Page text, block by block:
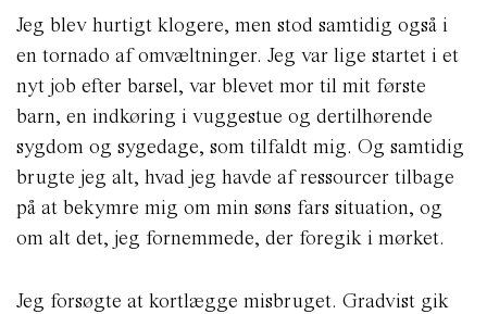
Jeg blev hurtigt klogere, men stod samtidig også i
en tornado af omvæltninger. Jeg var lige startet i et
nyt job efter barsel, var blevet mor til mit første
barn, en indkøring i vuggestue og dertilhørende
sygdom og sygedage, som tilfaldt mig. Og samtidig
brugte jeg alt, hvad jeg havde af ressourcer tilbage
på at bekymre mig om min søns fars situation, og
om alt det, jeg fornemmede, der foregik i mørket.
Jeg forsøgte at kortlægge misbruget. Gradvist gik